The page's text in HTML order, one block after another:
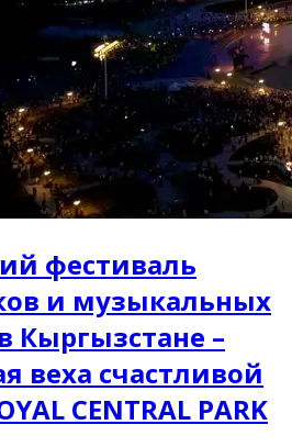
фестиваль
и музыкальных
Кыргызстане –
веха счастливой
CENTRAL PARK